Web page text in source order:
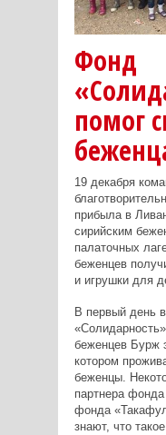
Фонд
помог
19 декабря
прибыла в
сирийским
палаточных
беженцев
и игрушки для
В первый день
беженцев Бурж
котором
беженцы.
партнера
фонда
знают, что